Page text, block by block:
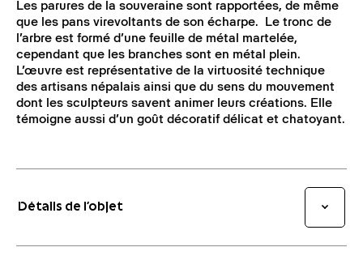
Les parures de la souveraine sont rapportées, de même
que les pans virevoltants de son écharpe. Le tronc de
l’arbre est formé d’une feuille de métal martelée,
cependant que les branches sont en métal plein.
L’œuvre est représentative de la virtuosité technique
des artisans népalais ainsi que du sens du mouvement
dont les sculpteurs savent animer leurs créations. Elle
témoigne aussi d’un goût décoratif délicat et chatoyant.
Détails de l’objet